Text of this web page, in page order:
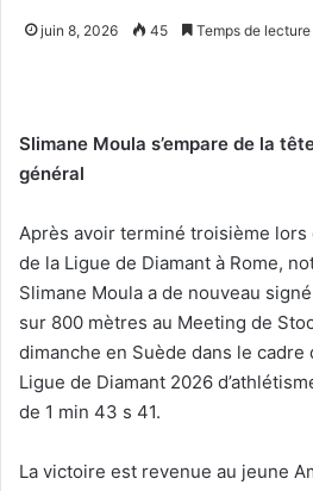
juin 8, 2026 45 Temps de
Slimane Moula s’empare de la
général
Après avoir terminé troisième lors
de la Ligue de Diamant à Rome,
Slimane Moula a de nouveau
sur 800 mètres au Meeting de
dimanche en Suède dans le cadre
Ligue de Diamant 2026
de 1 min 43 s 41.
La victoire est revenue au jeune